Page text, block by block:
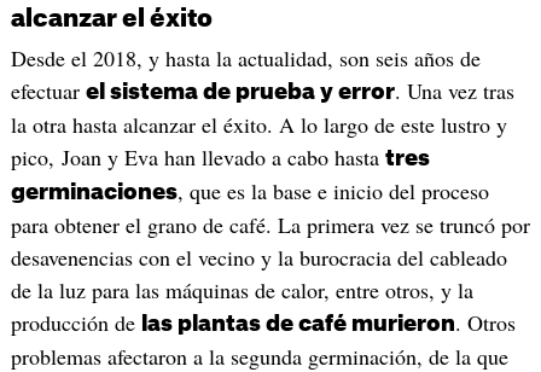
alcanzar el éxito
Desde el 2018, y hasta la actualidad, son seis años de
efectuar el sistema de prueba y error. Una vez tras
la otra hasta alcanzar el éxito. A lo largo de este lustro y
pico, Joan y Eva han llevado a cabo hasta tres
germinaciones, que es la base e inicio del proceso
para obtener el grano de café. La primera vez se truncó por
desavenencias con el vecino y la burocracia del cableado
de la luz para las máquinas de calor, entre otros, y la
producción de las plantas de café murieron. Otros
problemas afectaron a la segunda germinación, de la que